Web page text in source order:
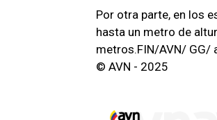
Por otra parte, en los
hasta un metro de
metros.FIN/AVN/
© AVN - 2025